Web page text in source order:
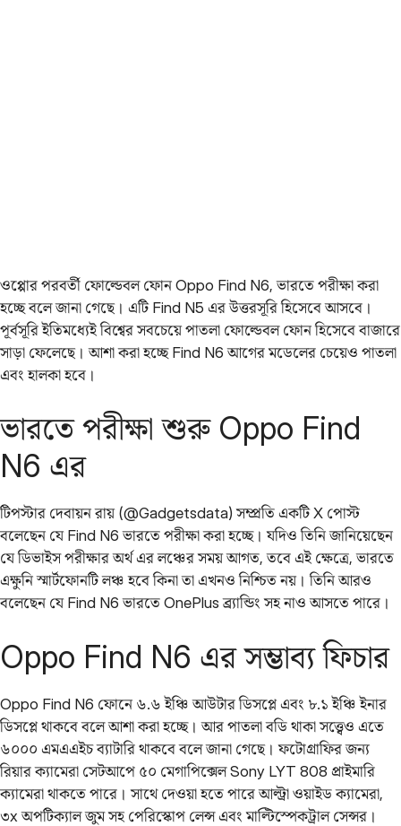
ওপ্পোর পরবর্তী ফোল্ডেবল ফোন Oppo Find N6, ভারতে পরীক্ষা করা
হচ্ছে বলে জানা গেছে। এটি Find N5 এর উত্তরসূরি হিসেবে আসবে।
পূর্বসূরি ইতিমধ্যেই বিশ্বের সবচেয়ে পাতলা ফোল্ডেবল ফোন হিসেবে বাজারে
সাড়া ফেলেছে। আশা করা হচ্ছে Find N6 আগের মডেলের চেয়েও পাতলা
এবং হালকা হবে।
ভারতে পরীক্ষা শুরু Oppo Find
N6 এর
টিপস্টার দেবায়ন রায় (@Gadgetsdata) সম্প্রতি একটি X পোস্ট
বলেছেন যে Find N6 ভারতে পরীক্ষা করা হচ্ছে। যদিও তিনি জানিয়েছেন
যে ডিভাইস পরীক্ষার অর্থ এর লঞ্চের সময় আগত, তবে এই ক্ষেত্রে, ভারতে
এক্ষুনি স্মার্টফোনটি লঞ্চ হবে কিনা তা এখনও নিশ্চিত নয়। তিনি আরও
বলেছেন যে Find N6 ভারতে OnePlus ব্র্যান্ডিং সহ নাও আসতে পারে।
Oppo Find N6 এর সম্ভাব্য ফিচার
Oppo Find N6 ফোনে ৬.৬ ইঞ্চি আউটার ডিসপ্লে এবং ৮.১ ইঞ্চি ইনার
ডিসপ্লে থাকবে বলে আশা করা হচ্ছে। আর পাতলা বডি থাকা সত্ত্বেও এতে
৬০০০ এমএএইচ ব্যাটারি থাকবে বলে জানা গেছে। ফটোগ্রাফির জন্য
রিয়ার ক্যামেরা সেটআপে ৫০ মেগাপিক্সেল Sony LYT 808 প্রাইমারি
ক্যামেরা থাকতে পারে। সাথে দেওয়া হতে পারে আল্ট্রা ওয়াইড ক্যামেরা,
৩x অপটিক্যাল জুম সহ পেরিস্কোপ লেন্স এবং মাল্টিস্পেকট্রাল সেন্সর।